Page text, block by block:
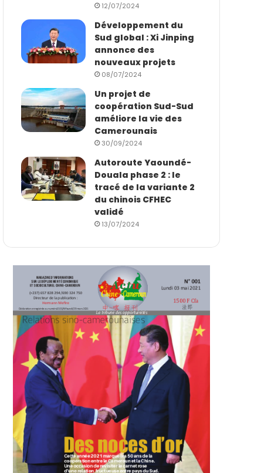
12/07/2024
Développement du
Sud global : Xi Jinping
annonce des
nouveaux projets
08/07/2024
Un projet de
coopération Sud-Sud
améliore la vie des
Camerounais
30/09/2024
Autoroute Yaoundé-
Douala phase 2 : le
tracé de la variante 2
du chinois CFHEC
validé
13/07/2024